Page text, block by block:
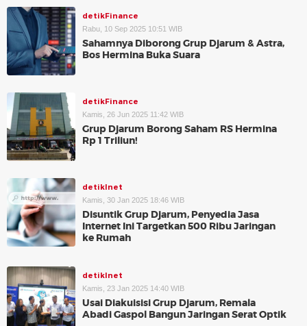
detikFinance
Rabu, 10 Sep 2025 10:51 WIB
Sahamnya Diborong Grup Djarum & Astra,
Bos Hermina Buka Suara
detikFinance
Kamis, 26 Jun 2025 11:42 WIB
Grup Djarum Borong Saham RS Hermina
Rp 1 Triliun!
detikInet
Kamis, 30 Jan 2025 18:46 WIB
Disuntik Grup Djarum, Penyedia Jasa
Internet Ini Targetkan 500 Ribu Jaringan
ke Rumah
detikInet
Kamis, 23 Jan 2025 14:40 WIB
Usai Diakuisisi Grup Djarum, Remala
Abadi Gaspol Bangun Jaringan Serat Optik